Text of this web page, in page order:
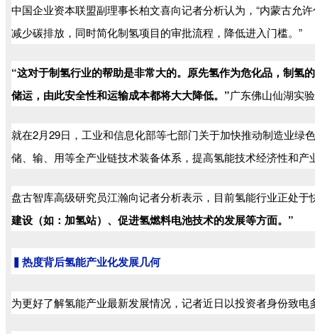
中国企业资本联盟副理事长柏文喜向记者分析认为，“内蒙古允
减少碳排放，同时简化制氢项目的审批流程，降低进入门槛。”
“这对于制氢行业的帮助是非常大的。原先氢作为危化品，制氢
储运，由此安全性和运输成本都将大大降低。”广东佛山仙湖实
就在2月29日，工业和信息化部等七部门关于加快推动制造业绿
储、输、用等全产业链技术装备体系，提高氢能技术经济性和产
盘古智库高级研究员江瀚向记者分析表示，目前氢能行业正处于
建设（如：加氢站）、促进氢燃料电池技术的发展等方面。”
▍热度背后氢能产业化发展几何
为更好了解氢能产业最新发展情况，记者近日以投资者身份致电